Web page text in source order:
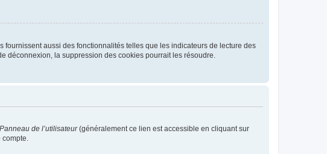
aussi des fonctionnalités telles que les indicateurs de lecture des
déconnexion, la suppression des cookies pourrait les résoudre.
Panneau de l’utilisateur(généralement ce lien est accessible en cliquant sur